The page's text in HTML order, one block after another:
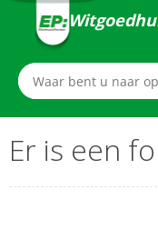
Er is een